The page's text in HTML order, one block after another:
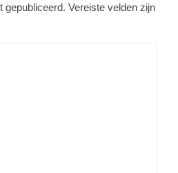
gepubliceerd. Vereiste velden zijn